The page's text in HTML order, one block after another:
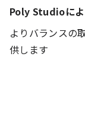
Poly Studioによ
よりバランスの
供します